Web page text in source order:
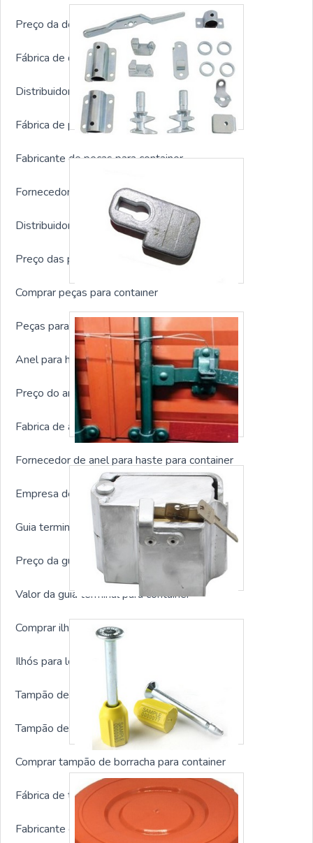
Preço da dobradiça para container
Fábrica de dobradiça para container
Distribuidor de dobradiça para container
Fábrica de peças para container
Fabricante de peças para container
Fornecedor de peças para container
Distribuidor de peças para container
Preço das peças para container
Comprar peças para container
Peças para container sp
Anel para haste para container sp
Preço do anel para haste para container
Fabrica de anel para haste para container
Fornecedor de anel para haste para container
Empresa de anel para haste para container
Guia terminal para container sp
Preço da guia terminal para container
Valor da guia terminal para container
Comprar ilhós para lona para container
Ilhós para lona para container preço
Tampão de borracha para container sp
Tampão de borracha para container preço
Comprar tampão de borracha para container
Fábrica de tampão de borracha para container
Fabricante de travas para container